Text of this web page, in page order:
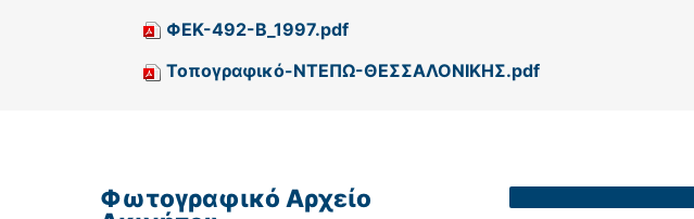
ΦΕΚ-492-Β_1997.pdf
Τοπογραφικό-ΝΤΕΠΩ-ΘΕΣΣΑΛΟΝΙΚΗΣ.pdf
Φωτογραφικό Αρχείο